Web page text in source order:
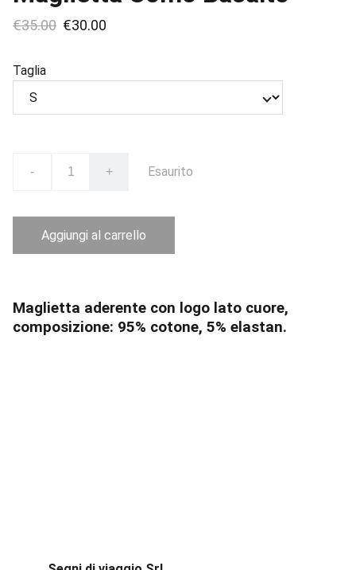
€35.00 €30.00
Taglia
- + Esaurito
Aggiungi al carrello
Maglietta aderente con logo lato cuore,
composizione: 95% cotone, 5% elastan.